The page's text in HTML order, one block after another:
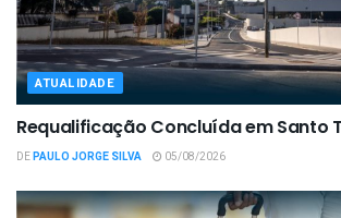
ATUALIDADE
Requalificação Concluída em Santo
DEPAULO JORGE SILVA 05/08/2026